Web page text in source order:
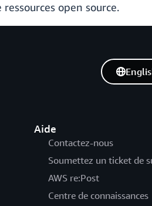
open source.
Aide
Contactez-nous
Soumettez un ticket de
AWS re:Post
Centre de connaissances